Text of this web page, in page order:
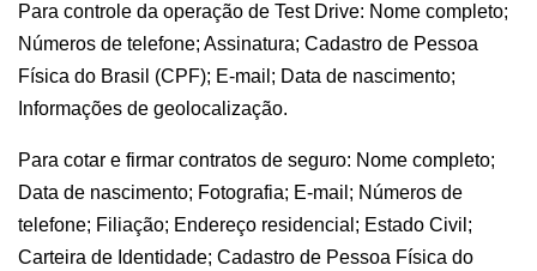
Para controle da operação de Test Drive: Nome completo;
Números de telefone; Assinatura; Cadastro de Pessoa
Física do Brasil (CPF); E-mail; Data de nascimento;
Informações de geolocalização.
Para cotar e firmar contratos de seguro: Nome completo;
Data de nascimento; Fotografia; E-mail; Números de
telefone; Filiação; Endereço residencial; Estado Civil;
Carteira de Identidade; Cadastro de Pessoa Física do